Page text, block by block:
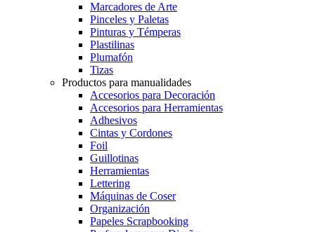
Marcadores de Arte
Pinceles y Paletas
Pinturas y Témperas
Plastilinas
Plumafón
Tizas
Productos para manualidades
Accesorios para Decoración
Accesorios para Herramientas
Adhesivos
Cintas y Cordones
Foil
Guillotinas
Herramientas
Lettering
Máquinas de Coser
Organización
Papeles Scrapbooking